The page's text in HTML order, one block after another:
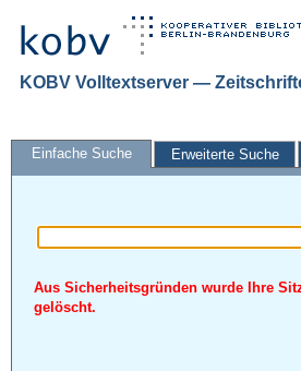
KOBV Volltextserver —
Einfache Suche Erweiterte Suche
Aus Sicherheitsgründen wurde Ihre
gelöscht.